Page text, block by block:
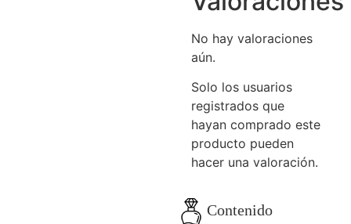
No hay valoraciones
aún.
Solo los usuarios
registrados que
hayan comprado este
producto pueden
hacer una valoración.
Contenido